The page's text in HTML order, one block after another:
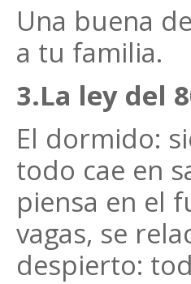
Una buena
a tu familia.
3.La ley del
El dormido:
todo cae en
piensa en el
vagas, se
despierto: